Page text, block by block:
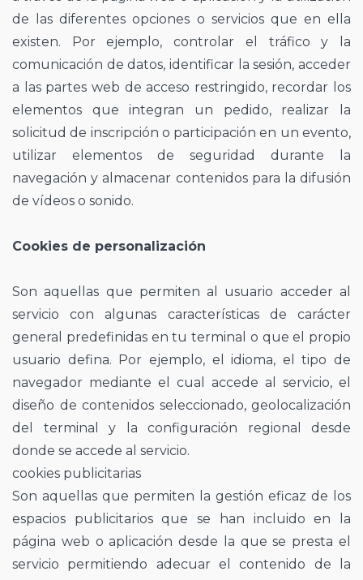
de las diferentes opciones o servicios que en ella
existen. Por ejemplo, controlar el tráfico y la
comunicación de datos, identificar la sesión, acceder
a las partes web de acceso restringido, recordar los
elementos que integran un pedido, realizar la
solicitud de inscripción o participación en un evento,
utilizar elementos de seguridad durante la
navegación y almacenar contenidos para la difusión
de vídeos o sonido.
Cookies de personalización
Son aquellas que permiten al usuario acceder al
servicio con algunas características de carácter
general predefinidas en tu terminal o que el propio
usuario defina. Por ejemplo, el idioma, el tipo de
navegador mediante el cual accede al servicio, el
diseño de contenidos seleccionado, geolocalización
del terminal y la configuración regional desde
donde se accede al servicio.
cookies publicitarias
Son aquellas que permiten la gestión eficaz de los
espacios publicitarios que se han incluido en la
página web o aplicación desde la que se presta el
servicio permitiendo adecuar el contenido de la